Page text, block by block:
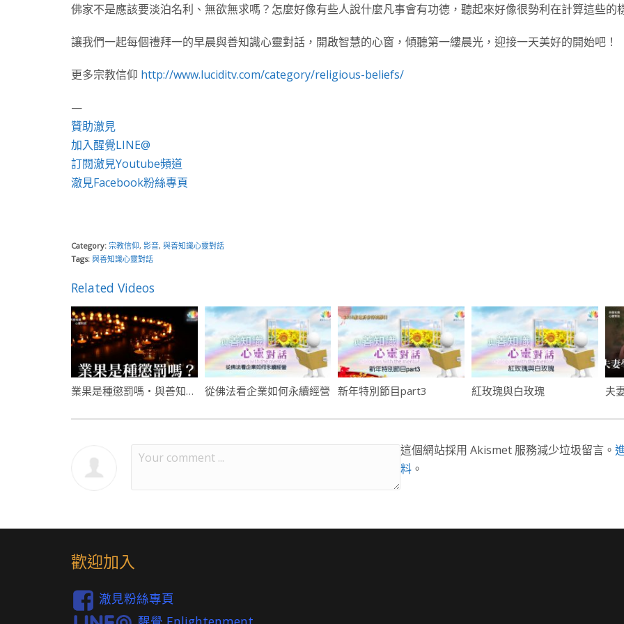
佛家不是應該要淡泊名利、無欲無求嗎？怎麼好像有些人說什麼凡事會有功德，聽起來好像很勢利在計算這些的
讓我們一起每個禮拜一的早晨與善知識心靈對話，開啟智慧的心窗，傾聽第一縷晨光，迎接一天美好的開始吧！
更多宗教信仰 http://www.luciditv.com/category/religious-beliefs/
—
贊助澈見
加入醒覺LINE@
訂閱澈見Youtube頻道
澈見Facebook粉絲專頁
Category: 宗教信仰, 影音, 與善知識心靈對話
Tags: 與善知識心靈對話
Related Videos
業果是種懲罰嗎・與善知識心靈對話・福智僧團如得法師 從佛法看企業如何永續經營 新年特別節目part3 紅玫瑰與白玫瑰
這個網站採用 Akismet 服務減少垃圾留言。
料 。
歡迎加入
澈見粉絲專頁